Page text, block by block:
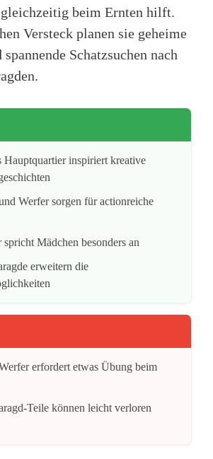
beim Ernten hilft.
Versteck planen sie geheime
Schatzsuchen nach
Hauptquartier inspiriert kreative
Werfer sorgen für actionreiche
Mädchen besonders an
erweitern die
erfordert etwas Übung beim
Teile können leicht verloren